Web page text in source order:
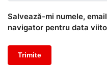
Salvează-mi numele,
navigator pentru data